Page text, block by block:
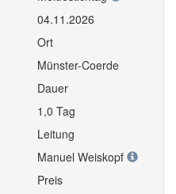
04.11.2026
Ort
Münster-Coerde
Dauer
1,0 Tag
Leitung
Manuel Weiskopf
Preis